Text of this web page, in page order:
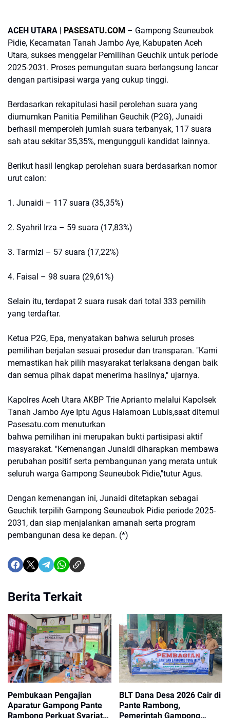
ACEH UTARA | PASESATU.COM – Gampong Seuneubok
Pidie, Kecamatan Tanah Jambo Aye, Kabupaten Aceh
Utara, sukses menggelar Pemilihan Geuchik untuk periode
2025-2031. Proses pemungutan suara berlangsung lancar
dengan partisipasi warga yang cukup tinggi.
Berdasarkan rekapitulasi hasil perolehan suara yang
diumumkan Panitia Pemilihan Geuchik (P2G), Junaidi
berhasil memperoleh jumlah suara terbanyak, 117 suara
sah atau sekitar 35,35%, mengungguli kandidat lainnya.
Berikut hasil lengkap perolehan suara berdasarkan nomor
urut calon:
1. Junaidi – 117 suara (35,35%)
2. Syahril Irza – 59 suara (17,83%)
3. Tarmizi – 57 suara (17,22%)
4. Faisal – 98 suara (29,61%)
Selain itu, terdapat 2 suara rusak dari total 333 pemilih
yang terdaftar.
Ketua P2G, Epa, menyatakan bahwa seluruh proses
pemilihan berjalan sesuai prosedur dan transparan. "Kami
memastikan hak pilih masyarakat terlaksana dengan baik
dan semua pihak dapat menerima hasilnya," ujarnya.
Kapolres Aceh Utara AKBP Trie Aprianto melalui Kapolsek
Tanah Jambo Aye Iptu Agus Halamoan Lubis,saat ditemui
Pasesatu.com menuturkan
bahwa pemilihan ini merupakan bukti partisipasi aktif
masyarakat. "Kemenangan Junaidi diharapkan membawa
perubahan positif serta pembangunan yang merata untuk
seluruh warga Gampong Seuneubok Pidie,"tutur Agus.
Dengan kemenangan ini, Junaidi ditetapkan sebagai
Geuchik terpilih Gampong Seuneubok Pidie periode 2025-
2031, dan siap menjalankan amanah serta program
pembangunan desa ke depan. (*)
Berita Terkait
Pembukaan Pengajian
Aparatur Gampong Pante
Rambong Perkuat Syariat
BLT Dana Desa 2026 Cair di
Pante Rambong,
Pemerintah Gampong